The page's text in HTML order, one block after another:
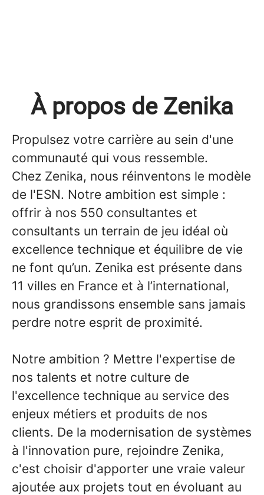
À propos de Zenika
Propulsez votre carrière au sein d'une
communauté qui vous ressemble.
Chez Zenika, nous réinventons le modèle
de l'ESN. Notre ambition est simple :
offrir à nos 550 consultantes et
consultants un terrain de jeu idéal où
excellence technique et équilibre de vie
ne font qu’un. Zenika est présente dans
11 villes en France et à l’international,
nous grandissons ensemble sans jamais
perdre notre esprit de proximité.
Notre ambition ? Mettre l'expertise de
nos talents et notre culture de
l'excellence technique au service des
enjeux métiers et produits de nos
clients. De la modernisation de systèmes
à l'innovation pure, rejoindre Zenika,
c'est choisir d'apporter une vraie valeur
ajoutée aux projets tout en évoluant au